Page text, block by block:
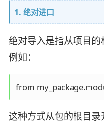
1. 绝对进口
绝对导入是指从项目的
例如：
这种方式从包的根目